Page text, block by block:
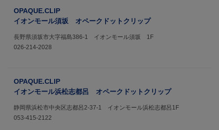
OPAQUE.CLIP
イオンモール須坂 オペークドットクリップ
長野県須坂市大字福島386-1 イオンモール須坂 1F
026-214-2028
OPAQUE.CLIP
イオンモール浜松志都呂 オペークドットクリップ
静岡県浜松市中央区志都呂2-37-1 イオンモール浜松志都呂1F
053-415-2122